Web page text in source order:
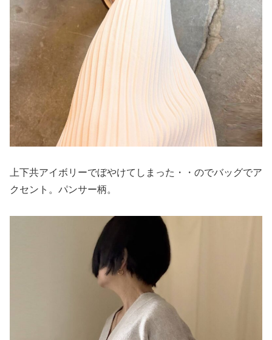
上下共アイボリーでぼやけてしまった・・のでバッグでア
クセント。パンサー柄。